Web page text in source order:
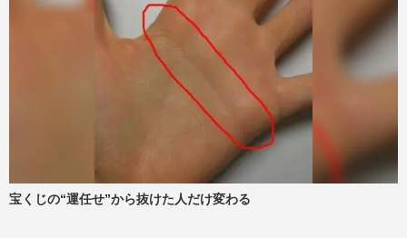
宝くじの“運任せ”から抜けた人だけ変わる